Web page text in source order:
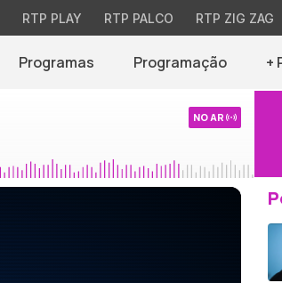
RTP PLAY RTP PALCO RTP ZIG ZAG
Programas Programação +
NO AR